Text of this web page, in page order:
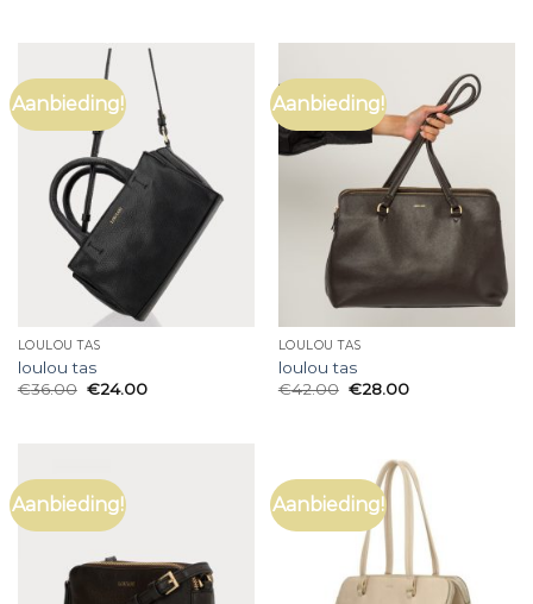
Aanbieding!
LOULOU TAS
loulou tas
€36.00 €24.00
Aanbieding!
LOULOU TAS
loulou tas
€42.00 €28.00
Aanbieding! Aanbieding!